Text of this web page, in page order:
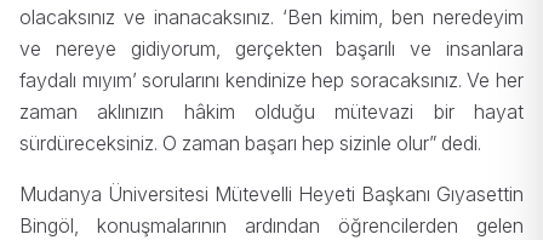
olacaksınız ve inanacaksınız. ‘Ben kimim, ben neredeyim
ve nereye gidiyorum, gerçekten başarılı ve insanlara
faydalı mıyım’ sorularını kendinize hep soracaksınız. Ve her
zaman aklınızın hâkim olduğu mütevazi bir hayat
sürdüreceksiniz. O zaman başarı hep sizinle olur” dedi.
Mudanya Üniversitesi Mütevelli Heyeti Başkanı Gıyasettin
Bingöl, konuşmalarının ardından öğrencilerden gelen